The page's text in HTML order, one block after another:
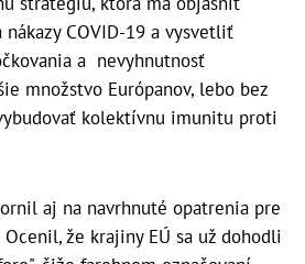
COVID-19 a vysvetliť
a nevyhnutnosť
množstvo Európanov, lebo bez
kolektívnu imunitu proti
aj na navrhnuté opatrenia pre
že krajiny EÚ sa už dohodli